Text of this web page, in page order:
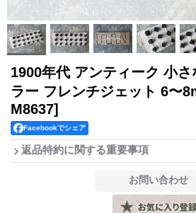
1900年代 アンティーク 小
ラー フレンチジェット 6〜
M8637]
Facebookでシェア
返品特約に関する重要事項